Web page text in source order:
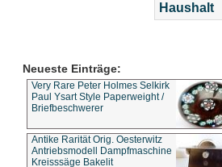
Haushalt
Neueste Einträge:
Very Rare Peter Holmes Selkirk
Paul Ysart Style Paperweight /
Briefbeschwerer
Antike Rarität Orig. Oesterwitz
Antriebsmodell Dampfmaschine
Kreisssäge Bakelit